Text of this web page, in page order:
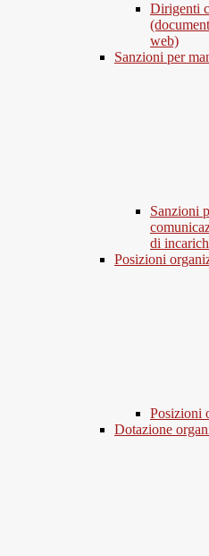
Dirigenti
web)
Sanzioni per
Sanzioni
di
Posizioni
Posizioni
Dotazione